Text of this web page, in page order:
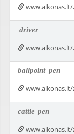
driver
ballpoint pen
cattle pen